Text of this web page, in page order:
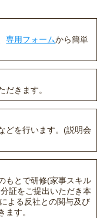
専用フォームから簡単
だきます。
どを行います。(説明会
もとで研修(家事スキル
証をご提出いただき本
よる反社との関与及び
ます。